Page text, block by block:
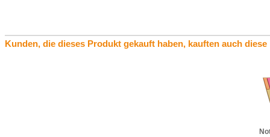
Kunden, die dieses Produkt gekauft haben, kauften auch